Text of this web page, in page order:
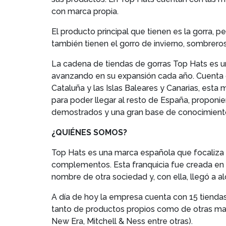
con marca propia.
El producto principal que tienen es la gorra,
también tienen el gorro de invierno,
La cadena de tiendas de gorras Top Hats es
avanzando en su expansión cada año.
Cataluña y las Islas Baleares y Canarias,
para poder llegar al resto de España,
demostrados y una gran base de
¿QUIÉNES SOMOS?
Top Hats es una marca española que
complementos. Esta franquicia fue creada
nombre de otra sociedad y, con ella, llegó a
A día de hoy la empresa cuenta con 15
tanto de productos propios como de otras
New Era, Mitchell & Ness entre otras).